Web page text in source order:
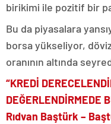
birikimi ile pozitif bir
Bu da piyasalara
borsa yükseliyor,
oranının altında
“KREDİ
DEĞERLENDİRMEDE
Rıdvan Baştürk –